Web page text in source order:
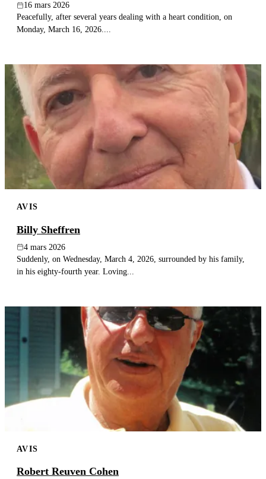
16 mars 2026
Peacefully, after several years dealing with a heart condition, on
Monday, March 16, 2026....
AVIS
Billy Sheffren
4 mars 2026
Suddenly, on Wednesday, March 4, 2026, surrounded by his family,
in his eighty-fourth year. Loving...
AVIS
Robert Reuven Cohen